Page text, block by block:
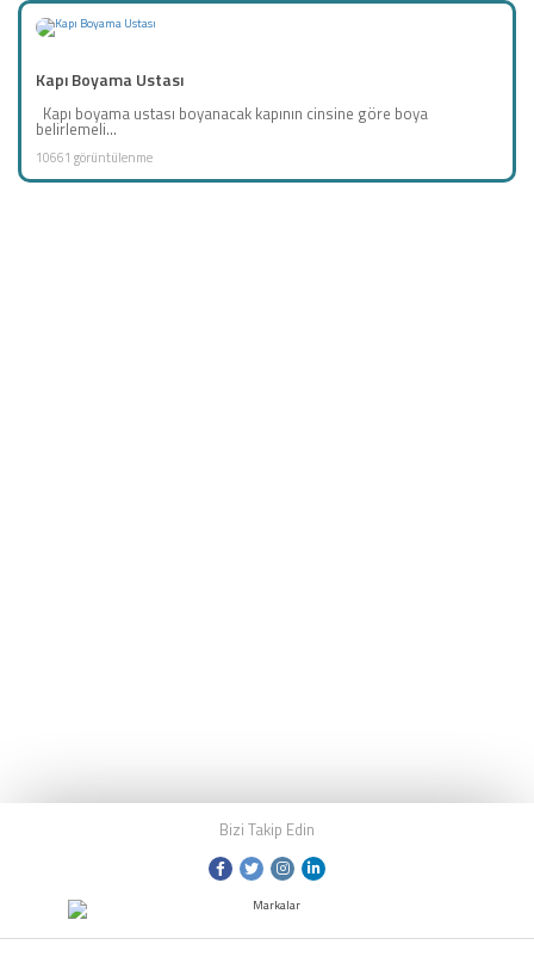
Kapı Boyama Ustası
Kapı boyama ustası boyanacak kapının cinsine göre boya
belirlemeli...
10661 görüntülenme
Bizi Takip Edin